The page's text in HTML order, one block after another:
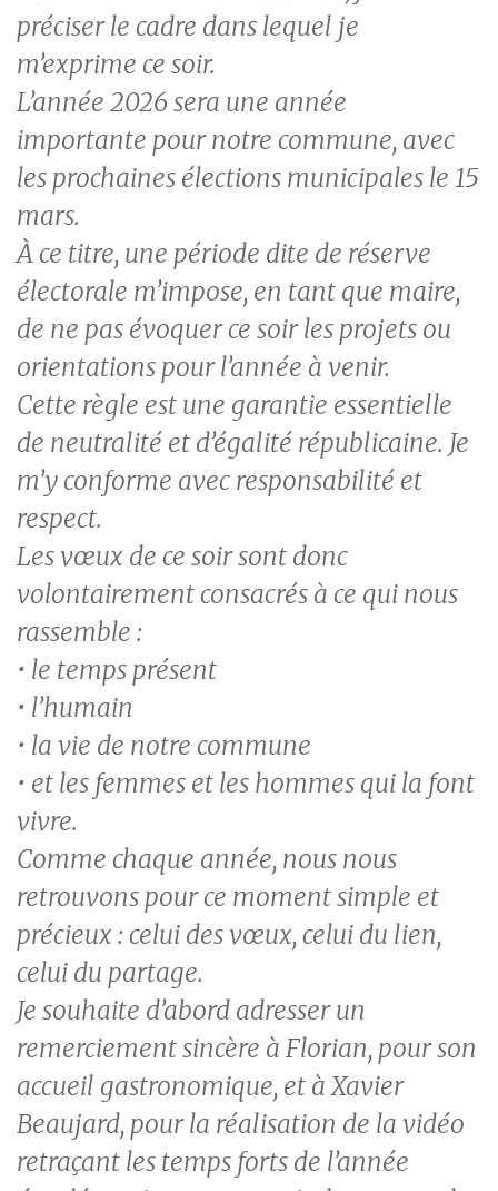
préciser le cadre dans lequel je
m’exprime ce soir.
L’année 2026 sera une année
importante pour notre commune, avec
les prochaines élections municipales le 15
mars.
À ce titre, une période dite de réserve
électorale m’impose, en tant que maire,
de ne pas évoquer ce soir les projets ou
orientations pour l’année à venir.
Cette règle est une garantie essentielle
de neutralité et d’égalité républicaine. Je
m’y conforme avec responsabilité et
respect.
Les vœux de ce soir sont donc
volontairement consacrés à ce qui nous
rassemble :
• le temps présent
• l’humain
• la vie de notre commune
• et les femmes et les hommes qui la font
vivre.
Comme chaque année, nous nous
retrouvons pour ce moment simple et
précieux : celui des vœux, celui du lien,
celui du partage.
Je souhaite d’abord adresser un
remerciement sincère à Florian, pour son
accueil gastronomique, et à Xavier
Beaujard, pour la réalisation de la vidéo
retraçant les temps forts de l’année